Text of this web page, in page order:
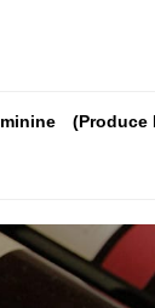
(Produce